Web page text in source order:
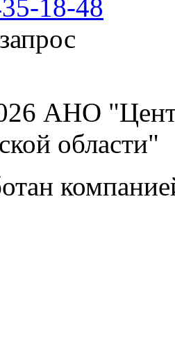
18-48
АНО
области"